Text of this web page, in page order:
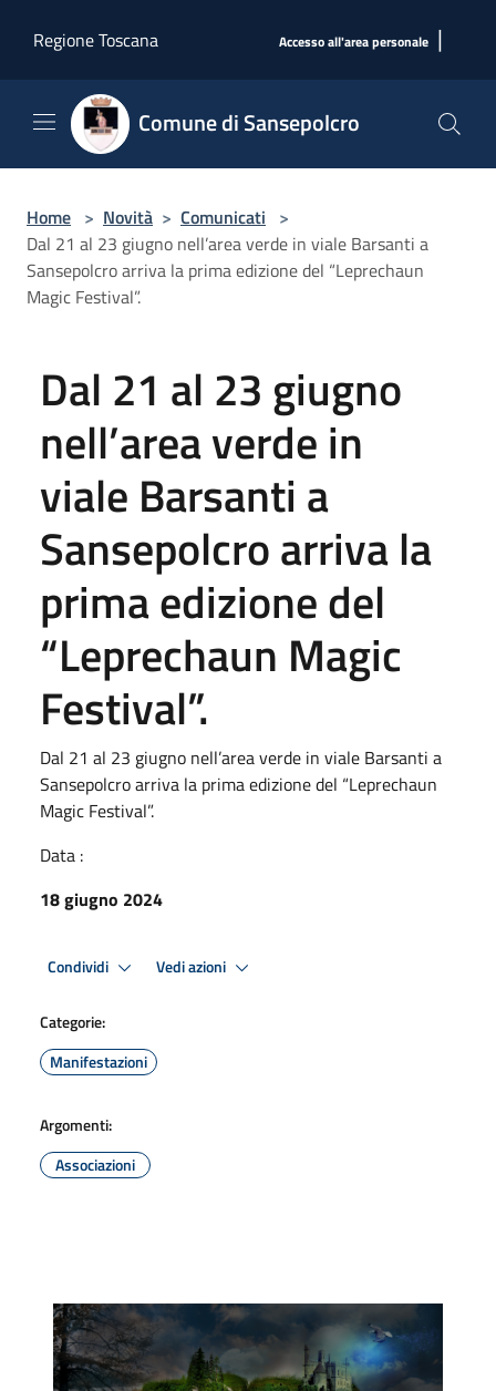
Regione Toscana
Accesso all'area personale |
Comune di Sansepolcro
Home > Novità > Comunicati >
Dal 21 al 23 giugno nell’area verde in viale Barsanti a
Sansepolcro arriva la prima edizione del “Leprechaun
Magic Festival”.
Dal 21 al 23 giugno
nell’area verde in
viale Barsanti a
Sansepolcro arriva la
prima edizione del
“Leprechaun Magic
Festival”.
Dal 21 al 23 giugno nell’area verde in viale Barsanti a
Sansepolcro arriva la prima edizione del “Leprechaun
Magic Festival”.
Data :
18 giugno 2024
Condividi Vedi azioni
Categorie:
Manifestazioni
Argomenti:
Associazioni